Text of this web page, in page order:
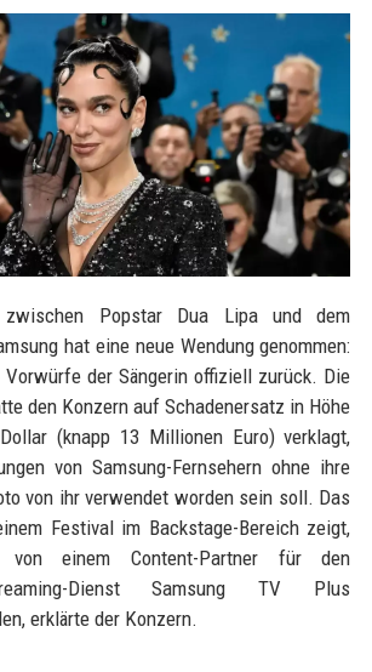
zwischen Popstar Dua Lipa und dem
hat eine neue Wendung genommen:
der Sängerin offiziell zurück. Die
den Konzern auf Schadenersatz in Höhe
(knapp 13 Millionen Euro) verklagt,
von Samsung-Fernsehern ohne ihre
von ihr verwendet worden sein soll. Das
Festival im Backstage-Bereich zeigt,
von einem Content-Partner für den
Dienst Samsung TV Plus
erklärte der Konzern.